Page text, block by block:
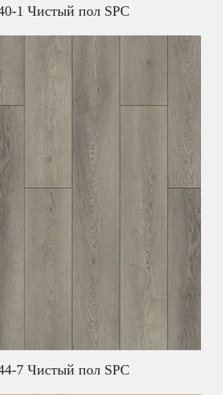
1 Чистый пол SPC
7 Чистый пол SPC